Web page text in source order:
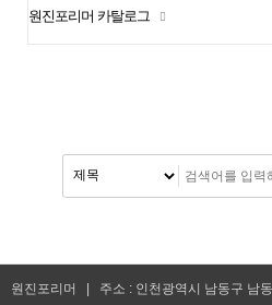
원진포리머 카탈로그
원진포리머 | 주소 : 인천광역시 남동구 남